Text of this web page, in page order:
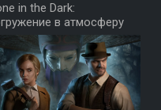
in the Dark:
в атмосферу
и ностальгии